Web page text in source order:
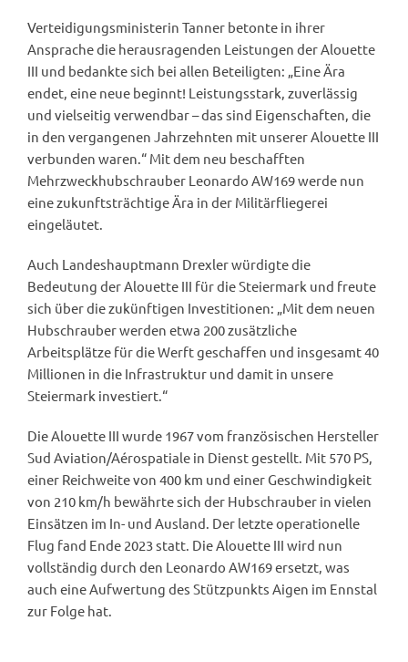
Verteidigungsministerin Tanner betonte in ihrer
Ansprache die herausragenden Leistungen der Alouette
III und bedankte sich bei allen Beteiligten: „Eine Ära
endet, eine neue beginnt! Leistungsstark, zuverlässig
und vielseitig verwendbar – das sind Eigenschaften, die
in den vergangenen Jahrzehnten mit unserer Alouette III
verbunden waren.“ Mit dem neu beschafften
Mehrzweckhubschrauber Leonardo AW169 werde nun
eine zukunftsträchtige Ära in der Militärfliegerei
eingeläutet.
Auch Landeshauptmann Drexler würdigte die
Bedeutung der Alouette III für die Steiermark und freute
sich über die zukünftigen Investitionen: „Mit dem neuen
Hubschrauber werden etwa 200 zusätzliche
Arbeitsplätze für die Werft geschaffen und insgesamt 40
Millionen in die Infrastruktur und damit in unsere
Steiermark investiert.“
Die Alouette III wurde 1967 vom französischen Hersteller
Sud Aviation/Aérospatiale in Dienst gestellt. Mit 570 PS,
einer Reichweite von 400 km und einer Geschwindigkeit
von 210 km/h bewährte sich der Hubschrauber in vielen
Einsätzen im In- und Ausland. Der letzte operationelle
Flug fand Ende 2023 statt. Die Alouette III wird nun
vollständig durch den Leonardo AW169 ersetzt, was
auch eine Aufwertung des Stützpunkts Aigen im Ennstal
zur Folge hat.